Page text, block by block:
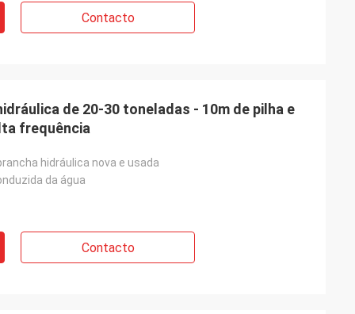
Contacto
de 20-30 toneladas - 10m de pilha e
frequência
hidráulica nova e usada
da água
Contacto